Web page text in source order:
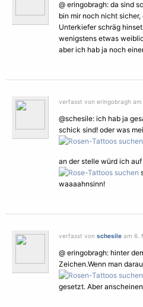
@ eringobragh: da sind
bin mir noch nicht
Unterkiefer schräg
wenigstens etwas
aber ich hab ja noch
verfasst von eringobragh am
@schesile: ich hab ja
schick sind! oder was
an der stelle würd ich
waaaahnsinn!
verfasst von schesile am 6.
@ eringobragh: hinter
Zeichen.Wenn man
gesetzt. Aber